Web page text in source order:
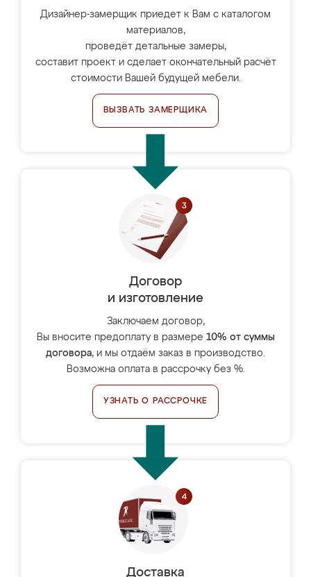
Дизайнер-замерщик приедет к Вам с каталогом
материалов,
проведёт детальные замеры,
составит проект и сделает окончательный расчёт
стоимости Вашей будущей мебели.
ВЫЗВАТЬ ЗАМЕРЩИКА
Договор
и изготовление
Заключаем договор,
Вы вносите предоплату в размере 10% от суммы
договора, и мы отдаём заказ в производство.
Возможна оплата в рассрочку без %.
УЗНАТЬ О РАССРОЧКЕ
Доставка